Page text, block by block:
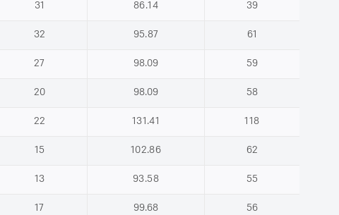
31 86.14 39
32 95.87 61
27 98.09 59
20 98.09 58
22 131.41 118
15 102.86 62
13 93.58 55
17 99.68 56